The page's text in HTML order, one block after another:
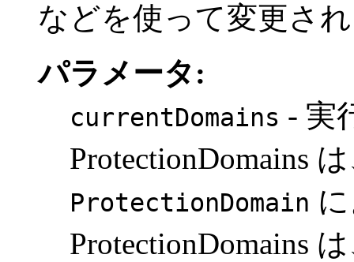
などを使って変更さ
パラメータ:
currentDomains - 実
ProtectionDomains
ProtectionDomain
ProtectionDomains